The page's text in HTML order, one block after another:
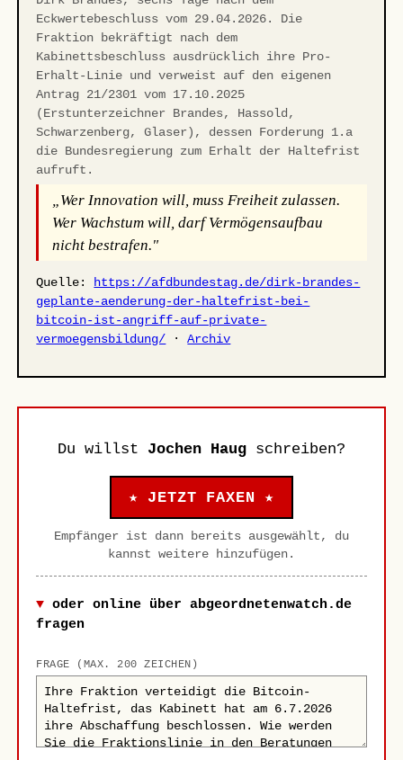
Eckwertebeschluss vom 29.04.2026. Die
Fraktion bekräftigt nach dem
Kabinettsbeschluss ausdrücklich ihre Pro-
Erhalt-Linie und verweist auf den eigenen
Antrag 21/2301 vom 17.10.2025
(Erstunterzeichner Brandes, Hassold,
Schwarzenberg, Glaser), dessen Forderung 1.a
die Bundesregierung zum Erhalt der Haltefrist
aufruft.
„Wer Innovation will, muss Freiheit zulassen.
Wer Wachstum will, darf Vermögensaufbau
nicht bestrafen."
Quelle:
https://afdbundestag.de/dirk-brandes-
geplante-aenderung-der-haltefrist-bei-
bitcoin-ist-angriff-auf-private-
vermoegensbildung/ ·Archiv
Du willst Jochen Haug schreiben?
★ JETZT FAXEN ★
Empfänger ist dann bereits ausgewählt, du
kannst weitere hinzufügen.
oder online über abgeordnetenwatch.de
fragen
FRAGE (MAX. 200 ZEICHEN)